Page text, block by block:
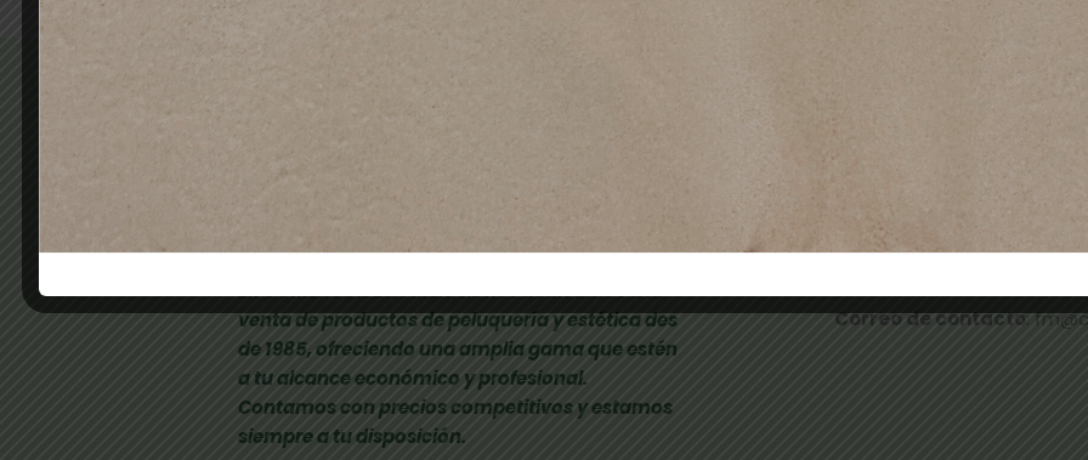
En COMERCIAL BRUMEN.S.L nos dedicamos a la
venta de productos de peluquería y estética des
de 1985, ofreciendo una amplia gama que estén
a tu alcance económico y profesional.
Contamos con precios competitivos y estamos
siempre a tu disposición.
TIENDAS FÍSICAS
- CALLE NICOLAU TALLÓ 70,
RAMBLA FRANCESC MACIÀ
Correo de contacto: